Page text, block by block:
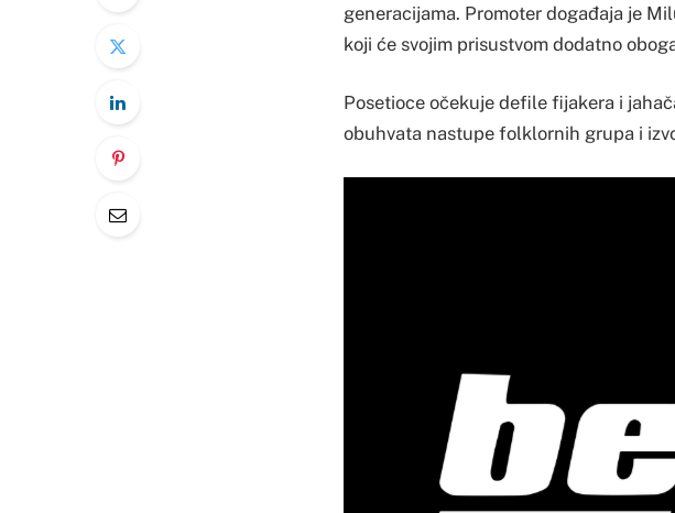
generacijama. Promoter događaja je
koji će svojim prisustvom dodatno
Posetioce očekuje defile fijakera i
obuhvata nastupe folklornih grupa i